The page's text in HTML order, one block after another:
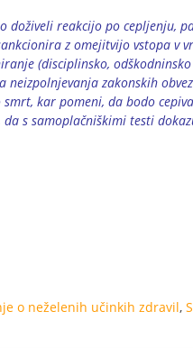
doživeli reakcijo po
z omejitvijo vstopa v
(disciplinsko,
zakonskih
kar pomeni, da bodo
s samoplačniškimi testi
o neželenih učinkih zdravil,